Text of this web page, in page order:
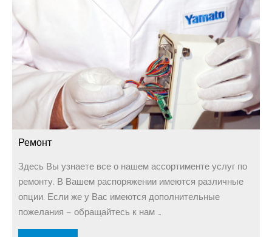
Ремонт
Здесь Вы узнаете все о нашем ассортименте услуг по
ремонту. В Вашем распоряжении имеются различные
опции. Если же у Вас имеются дополнительные
пожелания – обращайтесь к нам …